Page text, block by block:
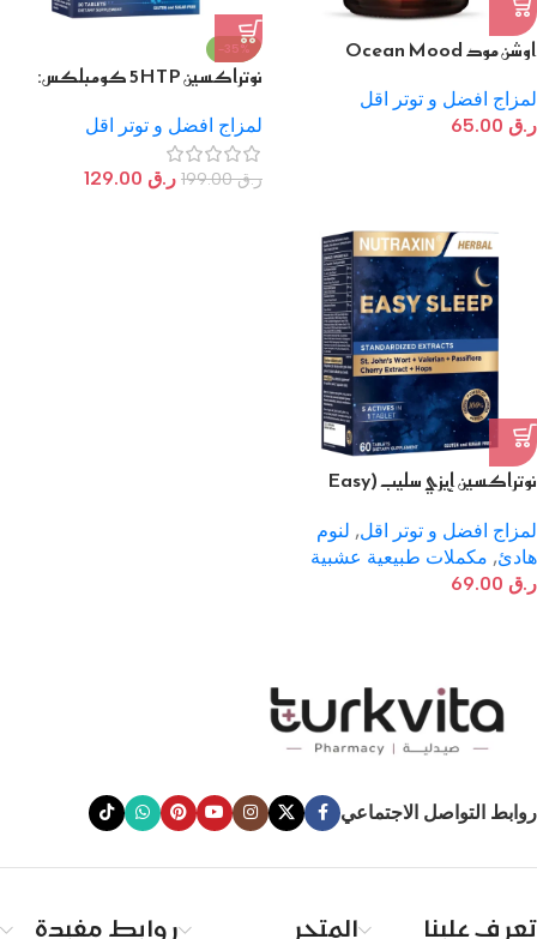
اوشن مود Ocean Mood
لمزاج افضل و توتر اقل
ر.ق
-35%
نوتراكسين 5HTP كومبلكس:
لمزاج افضل و توتر اقل
ر.ق199.00 ر.ق
نوتراكسين إيزي سليب (Easy
لمزاج افضل و توتر اقل, لنوم
هادئ, مكملات طبيعية عشبية
ر.ق
روابط التواصل الاجتماعي
تعرف علينا المتجر روابط مفيدة